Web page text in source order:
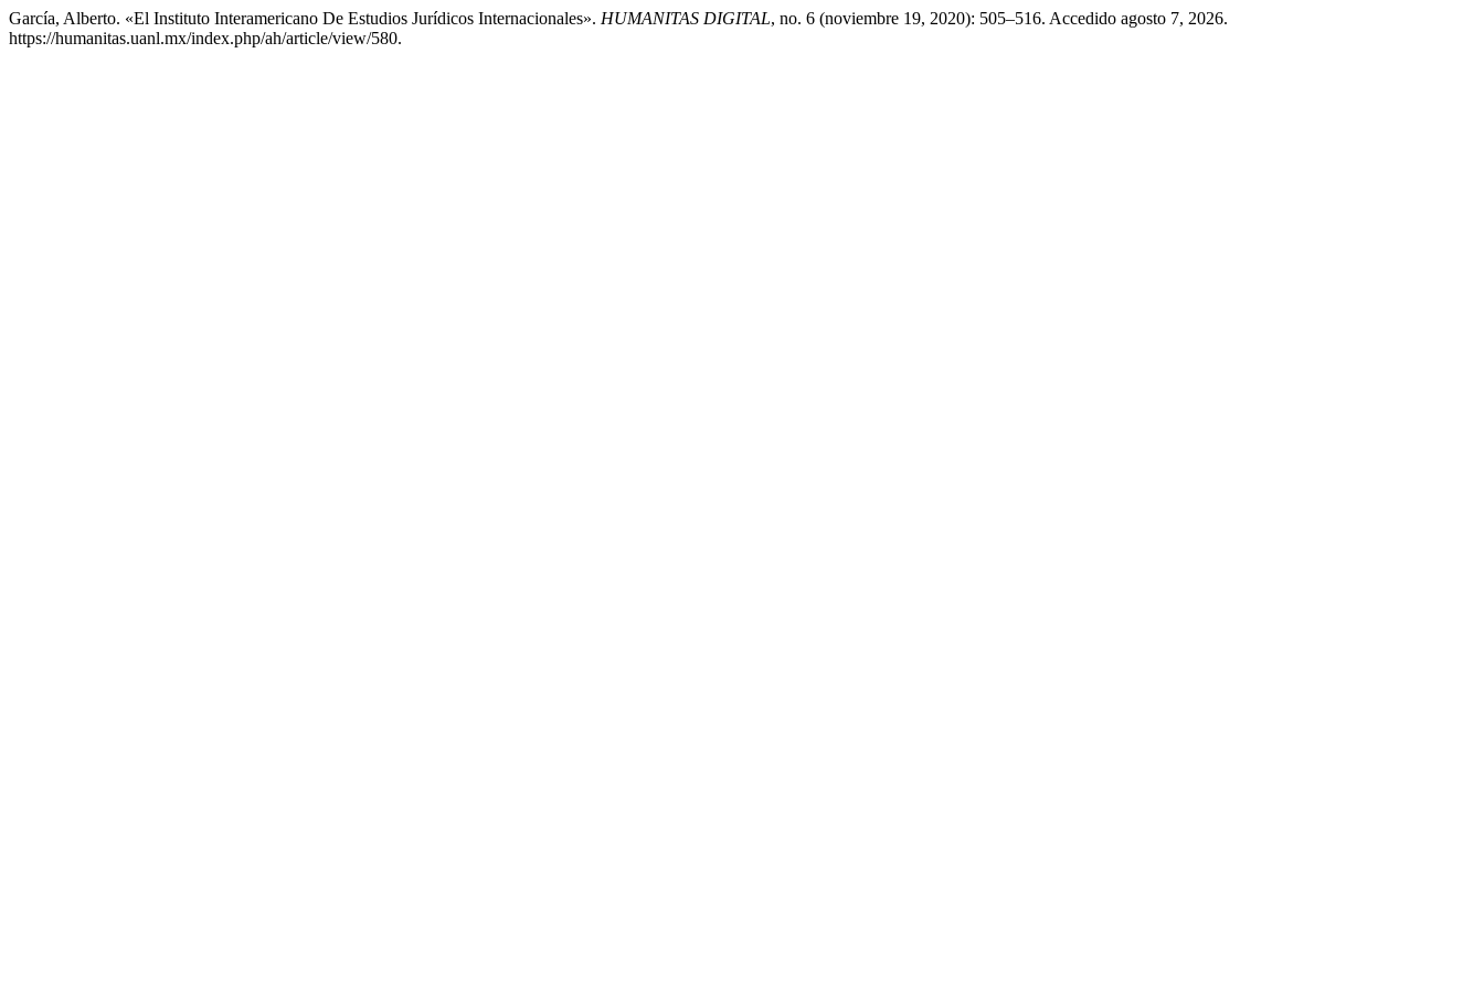
García, Alberto. «El Instituto Interamericano De Estudios Jurídicos Internacionales». HUMANITAS DIGITAL, no. 6 (noviembre 19, 2020): 505–516. Accedido agosto 7, 2026.
https://humanitas.uanl.mx/index.php/ah/article/view/580.